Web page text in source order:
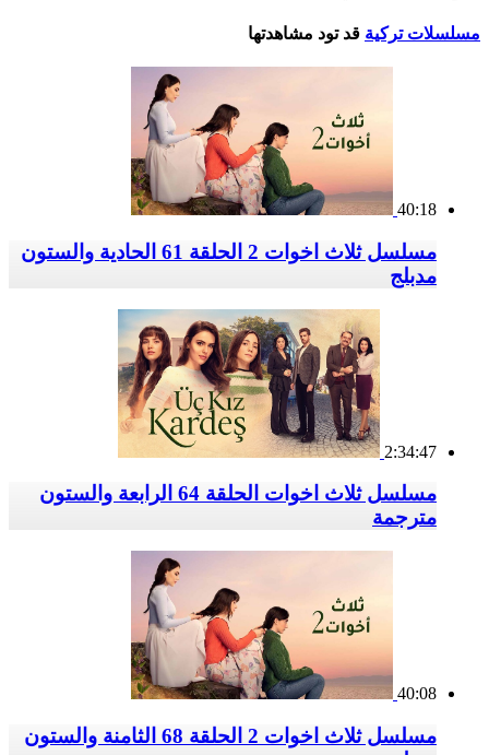
مسلسلات تركية قد تود مشاهدتها
40:18
مسلسل ثلاث اخوات 2 الحلقة 61 الحادية والستون
مدبلج
2:34:47
مسلسل ثلاث اخوات الحلقة 64 الرابعة والستون
مترجمة
40:08
مسلسل ثلاث اخوات 2 الحلقة 68 الثامنة والستون